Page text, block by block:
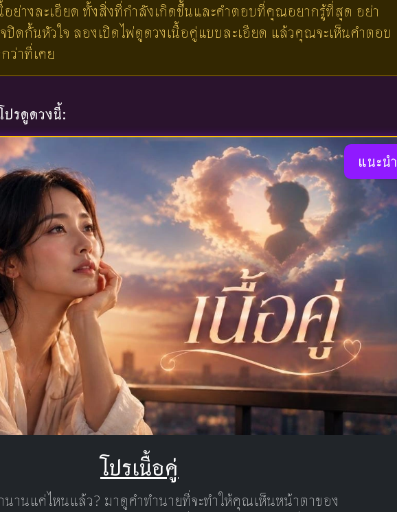
อย่างละเอียด ทั้งสิ่งที่กำลังเกิดขึ้นและคำตอบที่คุณอยากรู้ที่สุด อย่า
ปิดกั้นหัวใจ ลองเปิดไพ่ดูดวงเนื้อคู่แบบละเอียด แล้วคุณจะเห็นคำตอบ
ว่าที่เคย
รดูดวงนี้:
แนะนำ
โปรเนื้อคู่
านแค่ไหนแล้ว? มาดูคำทำนายที่จะทำให้คุณเห็นหน้าตาของ